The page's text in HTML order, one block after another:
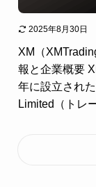
2025年8月30日
XM（
報と企業概要
年に設立され
Limited（トレ